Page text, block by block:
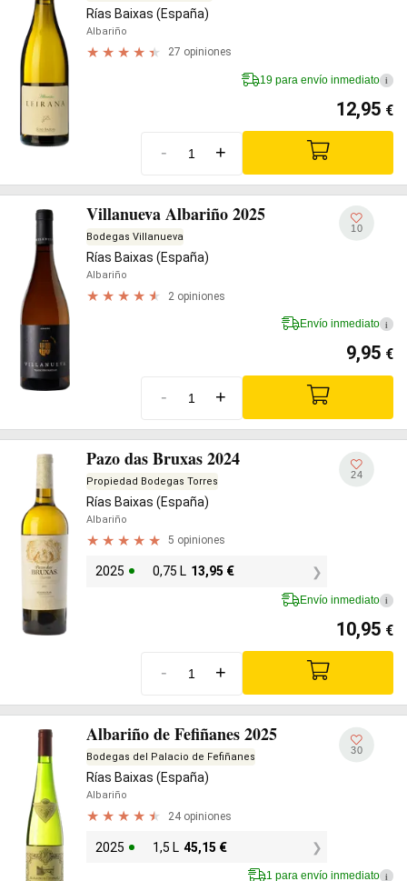
Rías Baixas (España)
Albariño
27 opiniones
19 para envío inmediato i
12,95 €
- +
Villanueva Albariño 2025
Bodegas Villanueva
Rías Baixas (España)
Albariño
2 opiniones
10
Envío inmediato i
9,95 €
- +
Pazo das Bruxas 2024
Propiedad Bodegas Torres
Rías Baixas (España)
Albariño
5 opiniones
2025 0,75 L 13,95 €
24
Envío inmediato i
10,95 €
- +
Albariño de Fefiñanes 2025
Bodegas del Palacio de Fefiñanes
Rías Baixas (España)
Albariño
24 opiniones
2025 1,5 L 45,15 €
30
1 para envío inmediato i